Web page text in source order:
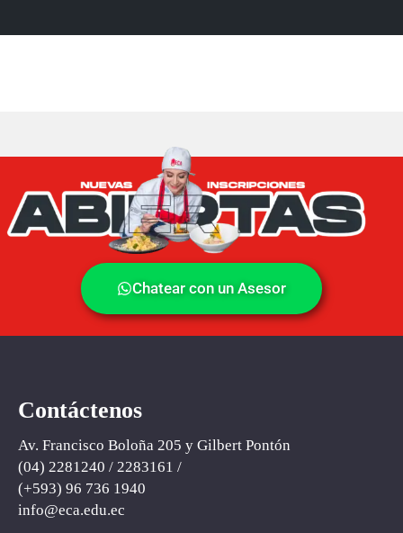
Chatear con un Asesor
Contáctenos
Av. Francisco Boloña 205 y Gilbert Pontón
(04) 2281240 / 2283161 /
(+593) ‪96 736 1940‬
info@eca.edu.ec